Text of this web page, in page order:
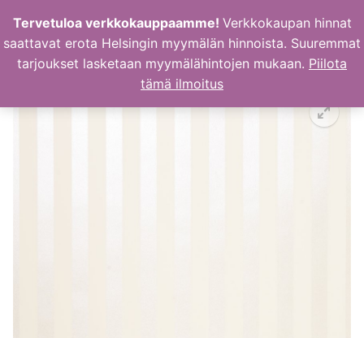
sisältöön
Tervetuloa verkkokauppaamme! Verkkokaupan hinnat
saattavat erota Helsingin myymälän hinnoista. Suuremmat
tarjoukset lasketaan myymälähintojen mukaan. Piilota
tämä ilmoitus